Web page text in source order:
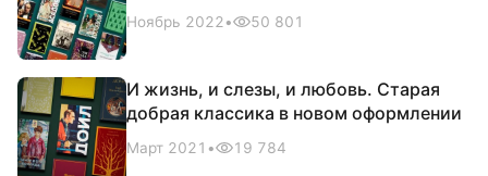
Ноябрь 2022• 50 801
И жизнь, и слезы, и любовь. Старая
добрая классика в новом оформлении
Март 2021 • 19 784